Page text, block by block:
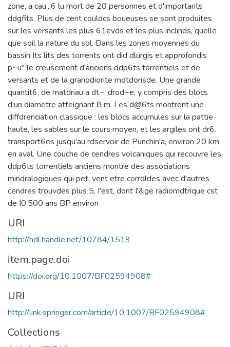
zone, a cau.,,6 lu mort de 20 personnes et d'importants
ddgfits. Plus de cent couldcs boueuses se sont produites
sur les versants les plus 61evds et les plus inclinds, quelle
que soil la nature du sol. Dans les zones moyennes du
bassin Its lits des torrents ont did dlurgis et approfondis
p~u" le creusement d'anciens ddp6ts torrentiels et de
versants et de la granodiorite mdtdorisde. Une grande
quantit6, de matdriau a dt~. drod~e, y compris des blocs
d'un diametre atteignant 8 m. Les d@6ts montrent une
diffdrenciation classique : les blocs accumules sur la pattie
haute, les sables sur le cours moyen, et les argiles ont dr6.
transport6es jusqu'au rdservoir de Punchin'a, environ 20 km
en aval. Une couche de cendres volcaniques qui recouvre les
ddp6ts torrentiels anciens montre des associations
mindralogiques qui pet, vent etre corrdldes avec d'autres
cendres trouvdes plus 5, I'est, dont I'&ge radiomdtrique cst
de I0.500 ans BP environ
URI
http://hdl.handle.net/10784/1519
item.page.doi
https://doi.org/10.1007/BF02594908#
URI
http://link.springer.com/article/10.1007/BF02594908#
Collections